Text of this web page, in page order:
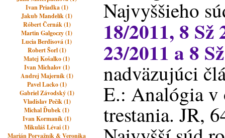
Ivan Priadka (1)
Jakub Mandelík (1)
Róbert Černák (1)
Martin Galgoczy (1)
Lucia Berdisová (1)
Robert Šorl (1)
Matej Košalko (1)
Ivan Michalov (1)
Andrej Majerník (1)
Pavel Lacko (1)
Gabriel Závodský (1)
Vladislav Pečík (1)
Michal Ďubek (1)
Ivan Kormaník (1)
Mikuláš Lévai (1)
Marián Porvažník & Veronika
Najvyššieho
18/2011, 8 Sž
23/2011 a 8
nadväzujúci
E.: Analógia v
trestania. JR,